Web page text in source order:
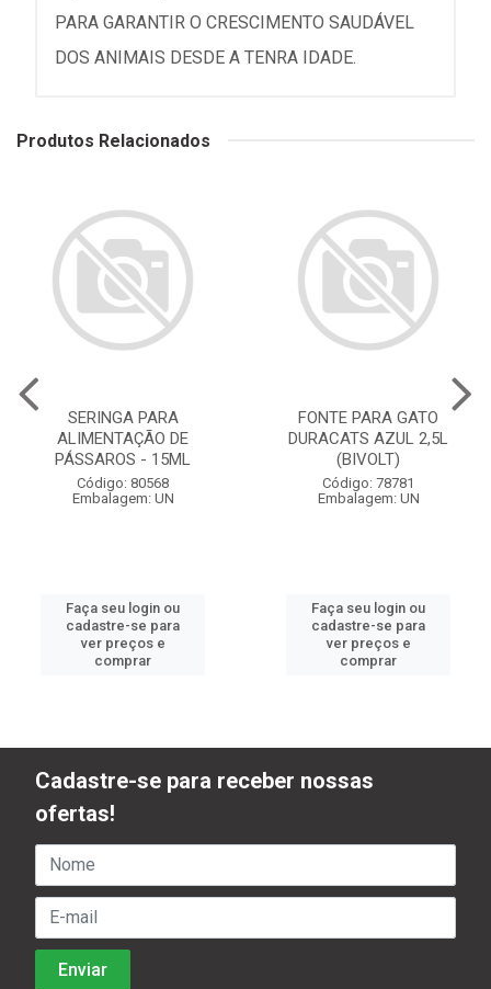
PARA GARANTIR O CRESCIMENTO SAUDÁVEL
DOS ANIMAIS DESDE A TENRA IDADE.
Produtos Relacionados
SERINGA PARA
ALIMENTAÇÃO DE
PÁSSAROS - 15ML
Código: 80568
Embalagem: UN
Faça seu login ou
cadastre-se para
ver preços e
comprar
FONTE PARA GATO
DURACATS AZUL 2,5L
(BIVOLT)
Código: 78781
Embalagem: UN
Faça seu login ou
cadastre-se para
ver preços e
comprar
Cadastre-se para receber nossas
ofertas!